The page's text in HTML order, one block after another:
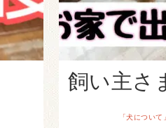
飼い主さ
「犬について」